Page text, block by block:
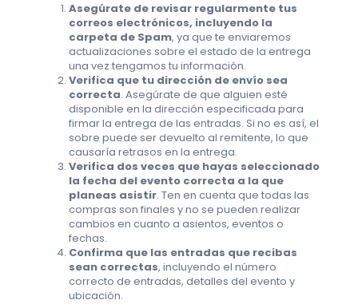
Asegúrate de revisar regularmente tus
correos electrónicos, incluyendo la
carpeta de Spam, ya que te enviaremos
actualizaciones sobre el estado de la entrega
una vez tengamos tu información.
Verifica que tu dirección de envío sea
correcta. Asegúrate de que alguien esté
disponible en la dirección especificada para
firmar la entrega de las entradas. Si no es así, el
sobre puede ser devuelto al remitente, lo que
causaría retrasos en la entrega.
Verifica dos veces que hayas seleccionado
la fecha del evento correcta a la que
planeas asistir. Ten en cuenta que todas las
compras son finales y no se pueden realizar
cambios en cuanto a asientos, eventos o
fechas.
Confirma que las entradas que recibas
sean correctas, incluyendo el número
correcto de entradas, detalles del evento y
ubicación.